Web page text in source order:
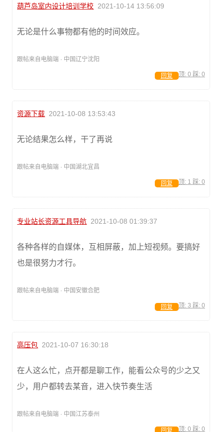
葫芦岛室内设计培训学校 2021-10-14 13:56:09
无论是什么事物都有他的时间效应。
跟帖来自电脑端 · 中国辽宁沈阳
顶: 0 踩: 0
回复
资源下载 2021-10-08 13:53:43
无论结果怎么样，干了再说
跟帖来自电脑端 · 中国湖北宜昌
顶: 1 踩: 0
回复
专业站长资源工具导航 2021-10-08 01:39:37
各种各样的自媒体，互相屏蔽，加上短视频。要搞好
也是很努力才行。
跟帖来自电脑端 · 中国安徽合肥
顶: 3 踩: 0
回复
高压包 2021-10-07 16:30:18
在人这么忙，点开都是聊工作，能看公众号的少之又
少，用户都转去某音，进入快节奏生活
跟帖来自电脑端 · 中国江苏泰州
顶: 0 踩: 0
回复